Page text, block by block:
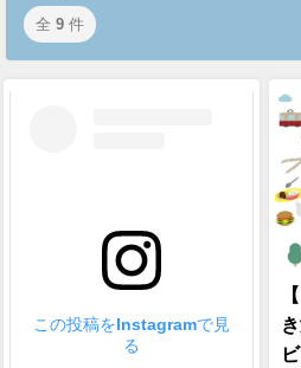
全 9 件
この投稿をInstagramで見
る